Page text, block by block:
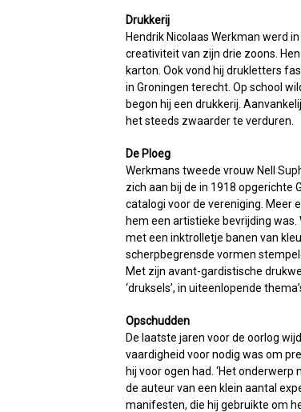
Drukkerij
Hendrik Nicolaas Werkman werd
creativiteit van zijn drie zoons.
karton. Ook vond hij drukletters
in Groningen terecht. Op school
begon hij een drukkerij.
het steeds zwaarder te verduren.
De Ploeg
Werkmans tweede vrouw Nell
zich aan bij de in 1918 opgerichte
catalogi voor de vereniging. Meer
hem een artistieke bevrijding
met een inktrolletje banen van
scherpbegrensde vormen
Met zijn avant-gardistische
‘druksels’, in uiteenlopende
Opschudden
De laatste jaren voor de oorlog
vaardigheid voor nodig was om
hij voor ogen had. ‘Het
de auteur van een klein aantal
manifesten, die hij gebruikte om